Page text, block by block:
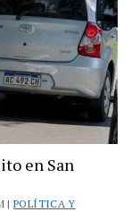
en San
|POLÍTICA Y